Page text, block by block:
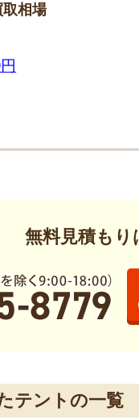
取相場
無料見積もり
テントの一覧